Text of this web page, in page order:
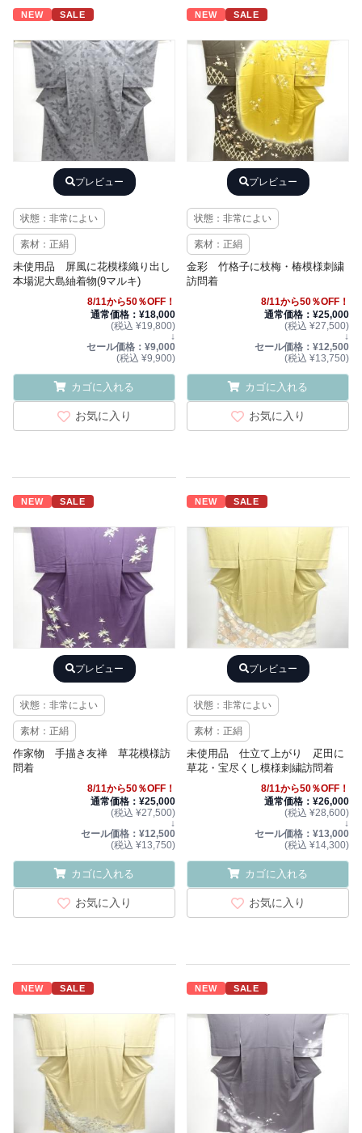
NEW SALE
プレビュー
状態：非常によい
素材：正絹
未使用品 屏風に花模様織り出し
本場泥大島紬着物(9マルキ)
8/11から50％OFF！
通常価格：¥18,000
(税込 ¥19,800)
↓
セール価格：¥9,000
(税込 ¥9,900)
カゴに入れる
お気に入り
NEW SALE
プレビュー
状態：非常によい
素材：正絹
金彩 竹格子に枝梅・椿模様刺繍
訪問着
8/11から50％OFF！
通常価格：¥25,000
(税込 ¥27,500)
↓
セール価格：¥12,500
(税込 ¥13,750)
カゴに入れる
お気に入り
NEW SALE
プレビュー
状態：非常によい
素材：正絹
作家物 手描き友禅 草花模様訪
問着
8/11から50％OFF！
通常価格：¥25,000
(税込 ¥27,500)
↓
セール価格：¥12,500
(税込 ¥13,750)
カゴに入れる
お気に入り
NEW SALE
プレビュー
状態：非常によい
素材：正絹
未使用品 仕立て上がり 疋田に
草花・宝尽くし模様刺繍訪問着
8/11から50％OFF！
通常価格：¥26,000
(税込 ¥28,600)
↓
セール価格：¥13,000
(税込 ¥14,300)
カゴに入れる
お気に入り
NEW SALE NEW SALE